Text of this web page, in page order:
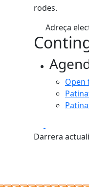
rodes.
Adreça
Open
Darrera